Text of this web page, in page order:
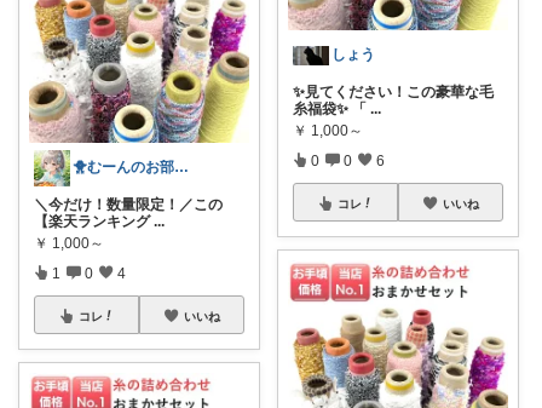
🐥むーんのお部屋🐥
＼今だけ！数量限定！／この
【楽天ランキング ...
￥ 1,000～
1 0 4
コレ いいね
しょう
✨見てください！この豪華な毛
糸福袋✨ 「 ...
￥ 1,000～
0 0 6
コレ いいね